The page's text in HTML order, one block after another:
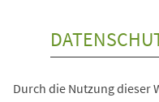
Durch die Nutzung dieser